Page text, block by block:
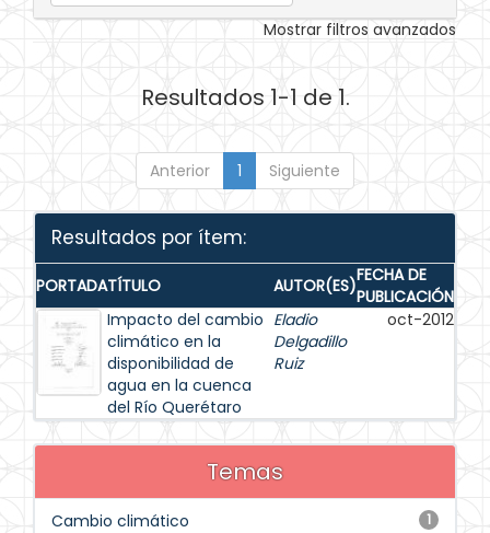
Mostrar filtros avanzados
Resultados 1-1 de 1.
Anterior 1 Siguiente
Resultados por ítem:
PORTADATÍTULO AUTOR(ES)FECHA DE
PUBLICACIÓN
Impacto del cambio
climático en la
disponibilidad de
agua en la cuenca
del Río Querétaro
Eladio
Delgadillo
Ruiz
oct-2012
Temas
1
Cambio climático